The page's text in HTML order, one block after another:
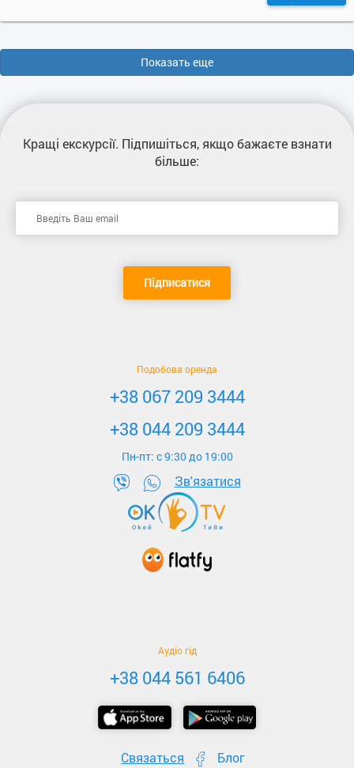
Показать еще
Кращі екскурсії. Підпишіться, якщо бажаєте взнати
більше:
Підписатися
Подобова оренда
+38 067 209 3444
+38 044 209 3444
Пн-пт: c 9:30 до 19:00
Зв'язатися
Аудіо гід
+38 044 561 6406
Связаться Блог